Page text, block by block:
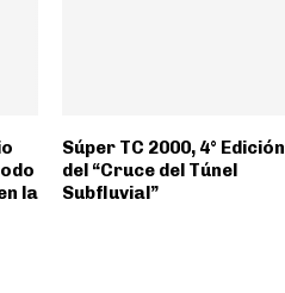
la
Súper TC 2000, 4° Edición
del “Cruce del Túnel
Subfluvial”